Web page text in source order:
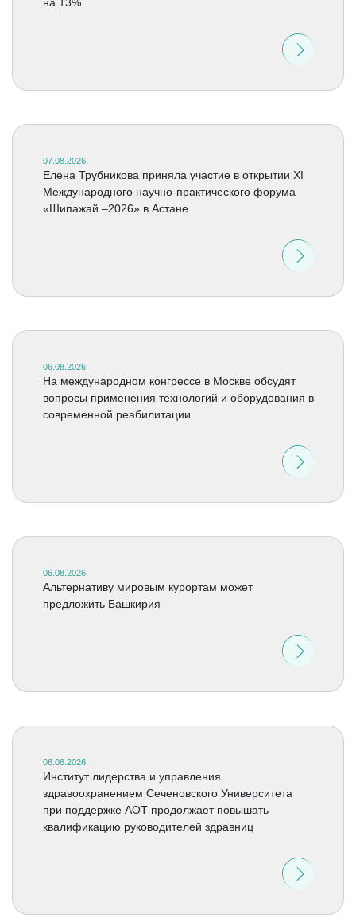
07.08.2026
Елена Трубникова приняла участие в открытии XI
Международного научно-практического форума
«Шипажай –2026» в Астане
06.08.2026
На международном конгрессе в Москве обсудят
вопросы применения технологий и оборудования в
современной реабилитации
06.08.2026
Альтернативу мировым курортам может
предложить Башкирия
06.08.2026
Институт лидерства и управления
здравоохранением Сеченовского Университета
при поддержке АОТ продолжает повышать
квалификацию руководителей здравниц